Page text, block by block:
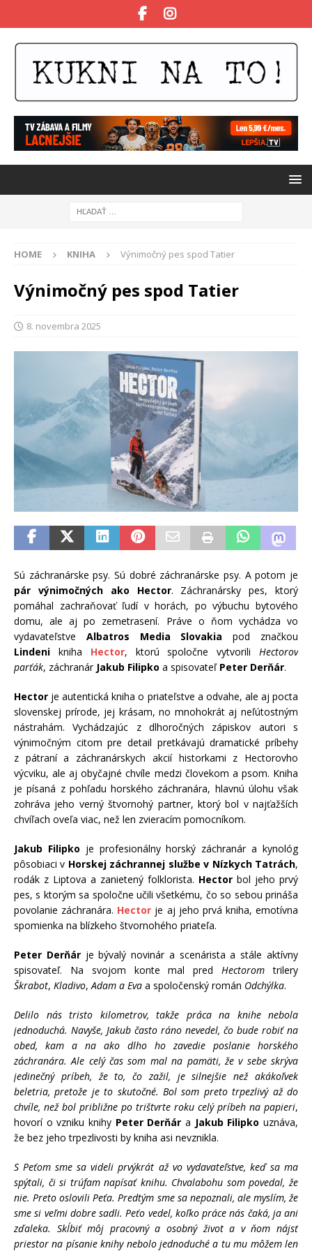
HOME KNIHA Výnimočný pes spod Tatier
Výnimočný pes spod Tatier
8. novembra 2025
Sú záchranárske psy. Sú dobré záchranárske psy. A potom je
pár výnimočných ako Hector. Záchranársky pes, ktorý
pomáhal zachraňovať ľudí v horách, po výbuchu bytového
domu, ale aj po zemetrasení. Práve o ňom vychádza vo
vydavateľstve Albatros Media Slovakia pod značkou
Lindeni kniha Hector, ktorú spoločne vytvorili Hectorov
parťák, záchranár Jakub Filipko a spisovateľ Peter Derňár.
Hector je autentická kniha o priateľstve a odvahe, ale aj pocta
slovenskej prírode, jej krásam, no mnohokrát aj neľútostným
nástrahám. Vychádzajúc z dlhoročných zápiskov autori s
výnimočným citom pre detail pretkávajú dramatické príbehy
z pátraní a záchranárskych akcií historkami z Hectorovho
výcviku, ale aj obyčajné chvíle medzi človekom a psom. Kniha
je písaná z pohľadu horského záchranára, hlavnú úlohu však
zohráva jeho verný štvornohý partner, ktorý bol v najťažších
chvíľach oveľa viac, než len zvieracím pomocníkom.
Jakub Filipko je profesionálny horský záchranár a kynológ
pôsobiaci v Horskej záchrannej službe v Nízkych Tatrách,
rodák z Liptova a zanietený folklorista. Hector bol jeho prvý
pes, s ktorým sa spoločne učili všetkému, čo so sebou prináša
povolanie záchranára. Hector je aj jeho prvá kniha, emotívna
spomienka na blízkeho štvornohého priateľa.
Peter Derňárje bývalý novinár a scenárista a stále aktívny
spisovateľ. Na svojom konte mal pred Hectorom trilery
Škrabot, Kladivo, Adam a Eva a spoločenský román Odchýlka.
Delilo nás tristo kilometrov, takže práca na knihe nebola
jednoduchá. Navyše, Jakub často ráno nevedel, čo bude robiť na
obed, kam a na ako dlho ho zavedie poslanie horského
záchranára. Ale celý čas som mal na pamäti, že v sebe skrýva
jedinečný príbeh, že to, čo zažil, je silnejšie než akákoľvek
beletria, pretože je to skutočné. Bol som preto trpezlivý až do
chvíle, než bol približne po trištvrte roku celý príbeh na papieri,
hovorí o vzniku knihy Peter Derňár a Jakub Filipko uznáva,
že bez jeho trpezlivosti by kniha asi nevznikla.
S Peťom sme sa videli prvýkrát až vo vydavateľstve, keď sa ma
spýtali, či si trúfam napísať knihu. Chvalabohu som povedal, že
nie. Preto oslovili Peťa. Predtým sme sa nepoznali, ale myslím, že
sme si veľmi dobre sadli. Peťo vedel, koľko práce nás čaká, ja ani
zďaleka. Skĺbiť môj pracovný a osobný život a v ňom nájsť
priestor na písanie knihy nebolo jednoduché a tu mu môžem len